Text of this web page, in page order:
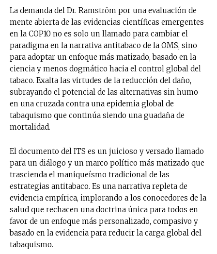
La demanda del Dr. Ramström por una evaluación de
mente abierta de las evidencias científicas emergentes
en la COP10 no es solo un llamado para cambiar el
paradigma en la narrativa antitabaco de la OMS, sino
para adoptar un enfoque más matizado, basado en la
ciencia y menos dogmático hacia el control global del
tabaco. Exalta las virtudes de la reducción del daño,
subrayando el potencial de las alternativas sin humo
en una cruzada contra una epidemia global de
tabaquismo que continúa siendo una guadaña de
mortalidad.
El documento del ITS es un juicioso y versado llamado
para un diálogo y un marco político más matizado que
trascienda el maniqueísmo tradicional de las
estrategias antitabaco. Es una narrativa repleta de
evidencia empírica, implorando a los conocedores de la
salud que rechacen una doctrina única para todos en
favor de un enfoque más personalizado, compasivo y
basado en la evidencia para reducir la carga global del
tabaquismo.